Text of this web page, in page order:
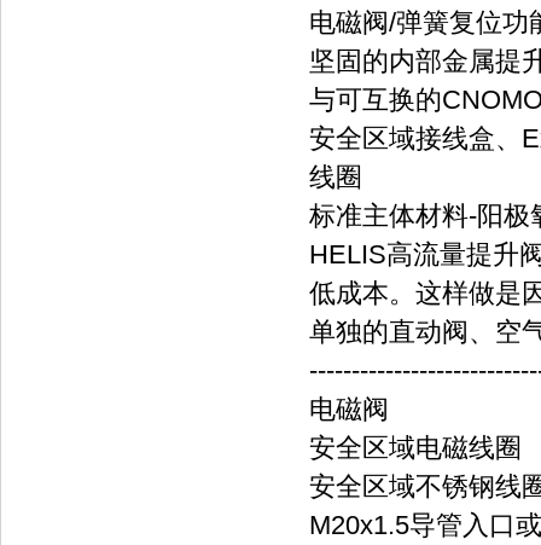
电磁阀/弹簧复位功
坚固的内部金属提
与可互换的
安全区域接线盒、
线圈
标准主体材料-阳极
HELIS高流量提升
低成本。这样做是
单独的直动阀、空
电磁阀
安全区域电磁线圈
安全区域不锈钢线
M20x1.5导管入口